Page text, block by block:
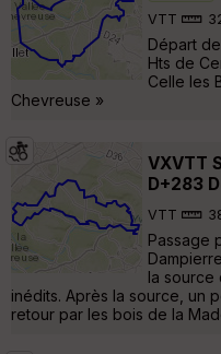
VTT
Départ
Hts de
Celle les
Chevreuse »
VXVTT
D+283
VTT
Passage
la source
inédits. Après la source, un
retour par les bois de la